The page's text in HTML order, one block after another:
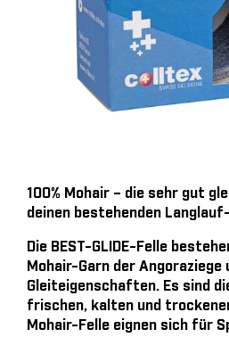
100% Mohair – die sehr gut
deinen bestehenden
Die BEST-GLIDE-Felle
Mohair-Garn der Angoraziege
Gleiteigenschaften. Es sind
frischen, kalten und
Mohair-Felle eignen sich für